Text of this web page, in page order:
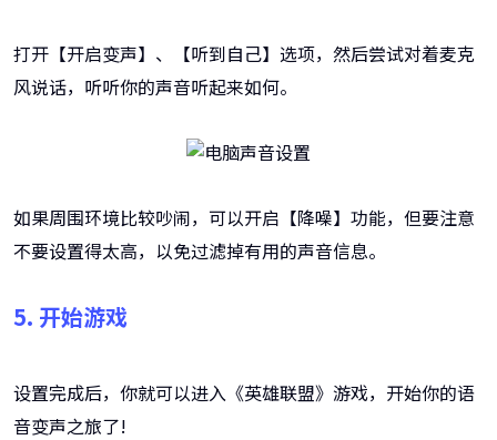
打开【开启变声】、【听到自己】选项，然后尝试对着麦克
风说话，听听你的声音听起来如何。
如果周围环境比较吵闹，可以开启【降噪】功能，但要注意
不要设置得太高，以免过滤掉有用的声音信息。
5. 开始游戏
设置完成后，你就可以进入《英雄联盟》游戏，开始你的语
音变声之旅了!